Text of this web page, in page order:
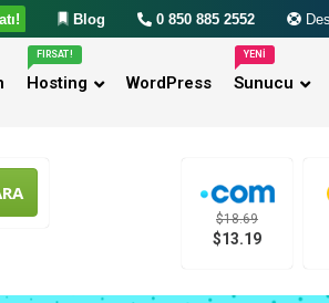
Hosting
FIRSAT!
WordPress Sunucu
YENI
$18.69
$13.19